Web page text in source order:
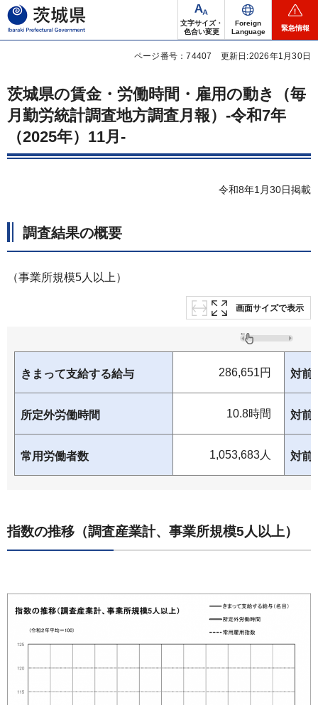
茨城県
文字サイズ・
色合い変更
Foreign
Language
緊急情報
ページ番号：74407 更新日:2026年1月30日
茨城県の賃金・労働時間・雇用の動き（毎
月勤労統計調査地方調査月報）-令和7年
（2025年）11月-
令和8年1月30日掲載
調査結果の概要
（事業所規模5人以上）
画面サイズで表示
きまって支給する給与 286,651円 対前
所定外労働時間 10.8時間 対前
常用労働者数 1,053,683人 対前
指数の推移（調査産業計、事業所規模5人以上）